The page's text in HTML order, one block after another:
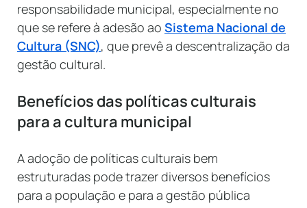
responsabilidade municipal, especialmente no
que se refere à adesão ao Sistema Nacional de
Cultura (SNC), que prevê a descentralização da
gestão cultural.
Benefícios das políticas culturais
para a cultura municipal
A adoção de políticas culturais bem
estruturadas pode trazer diversos benefícios
para a população e para a gestão pública